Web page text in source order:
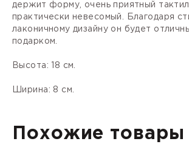
держит форму, очень приятный
практически невесомый. Благодаря
лаконичному дизайну он будет
подарком.
Высота: 18 см.
Ширина: 8 см.
Похожие товары